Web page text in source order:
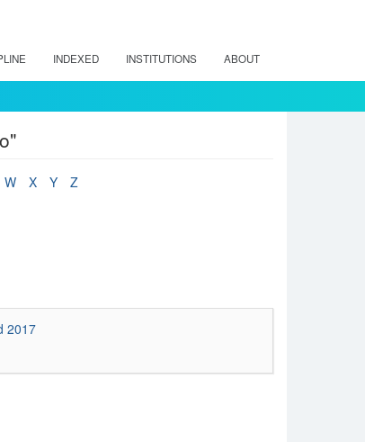
INDEXED INSTITUTIONS ABOUT
W X Y
Z
2017